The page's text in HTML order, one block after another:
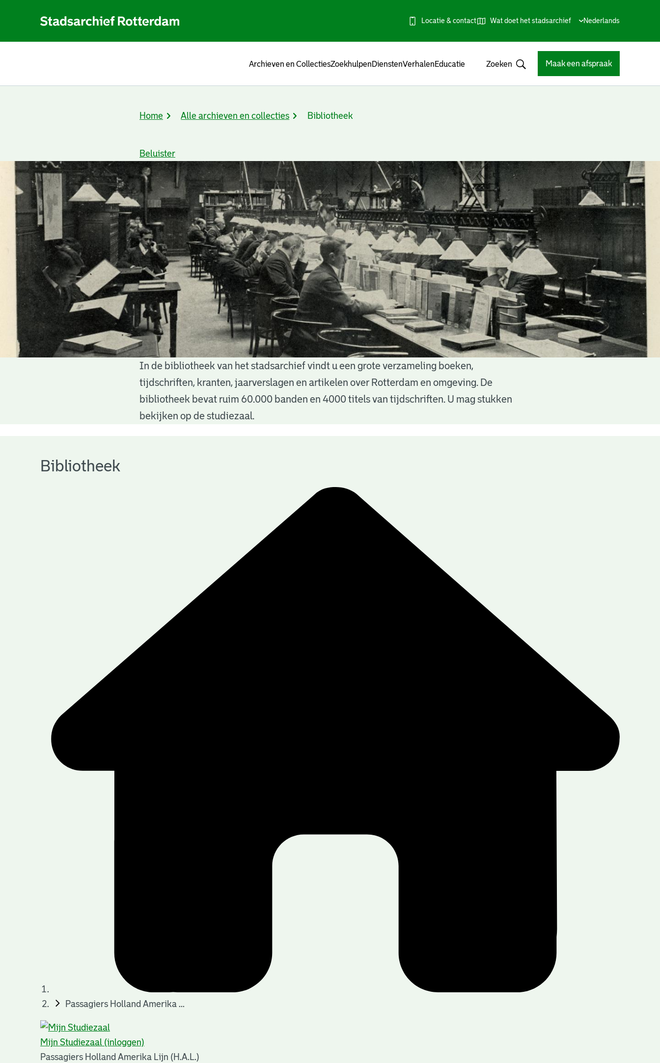
Locatie & contact Wat doet het stadsarchief
Huidige
Nederlands
Archieven en CollectiesZoekhulpenDienstenVerhalenEducatie Zoeken Maak een afspraak
Kruimelpad
Home Alle archieven en collecties Bibliotheek
Beluister
In de bibliotheek van het stadsarchief vindt u een grote verzameling boeken,
tijdschriften, kranten, jaarverslagen en artikelen over Rotterdam en omgeving. De
bibliotheek bevat ruim 60.000 banden en 4000 titels van tijdschriften. U mag stukken
bekijken op de studiezaal.
Bibliotheek
Passagiers Holland Amerika ...
Mijn Studiezaal (inloggen)
Passagiers Holland Amerika Lijn (H.A.L.)